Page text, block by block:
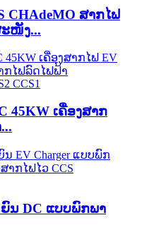
CHAdeMO ສາກໄຟ
ະໜັງ...
45KW ເຄື່ອງສາກ
ນ DC ແບບພົກພາ